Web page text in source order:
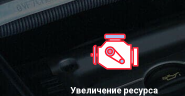
Увеличение ресурса